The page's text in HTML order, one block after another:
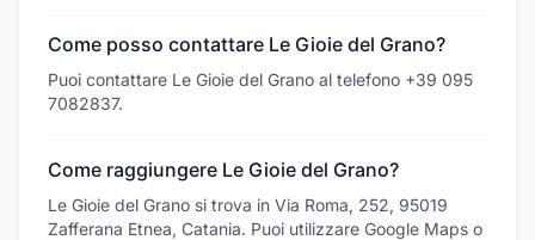
Come posso contattare Le Gioie del Grano?
Puoi contattare Le Gioie del Grano al telefono +39 095
7082837.
Come raggiungere Le Gioie del Grano?
Le Gioie del Grano si trova in Via Roma, 252, 95019
Zafferana Etnea, Catania. Puoi utilizzare Google Maps o